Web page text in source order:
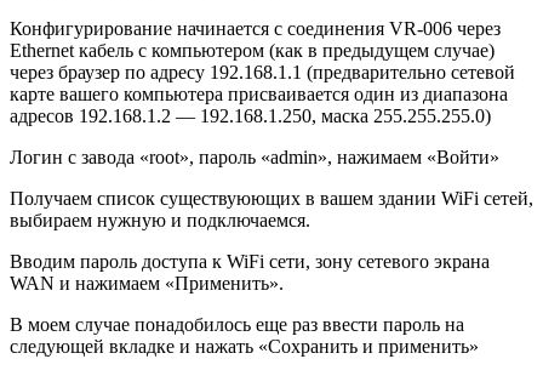
Конфигурирование начинается с соединения VR-006 через
Ethernet кабель с компьютером (как в предыдущем случае)
через браузер по адресу 192.168.1.1 (предварительно сетевой
карте вашего компьютера присваивается один из диапазона
адресов 192.168.1.2 — 192.168.1.250, маска 255.255.255.0)
Логин с завода «root», пароль «admin», нажимаем «Войти»
Получаем список существуюющих в вашем здании WiFi сетей,
выбираем нужную и подключаемся.
Вводим пароль доступа к WiFi сети, зону сетевого экрана
WAN и нажимаем «Применить».
В моем случае понадобилось еще раз ввести пароль на
следующей вкладке и нажать «Сохранить и применить»